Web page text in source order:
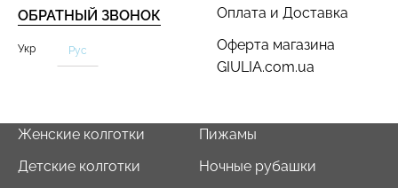
Оплата и Доставка
Оферта магазина
GIULIA.com.ua
ОБРАТНЫЙ ЗВОНОК
Укр Рус
Женские колготки
Детские колготки
Пижамы
Ночные рубашки
Бесшовный топ с легкой
(черный) Giulia